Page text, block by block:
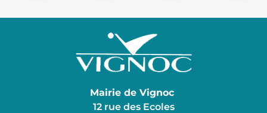
Mairie de Vignoc
12 rue des Ecoles